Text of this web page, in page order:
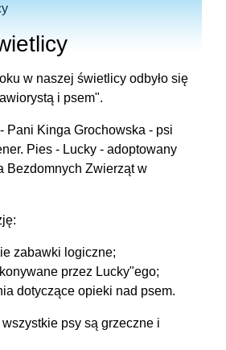
w naszej świetlicy odbyło się
i psem".
Pani Kinga Grochowska - psi
Pies - Lucky - adoptowany
Bezdomnych Zwierząt w
zabawki logiczne;
przez Lucky"ego;
dotyczące opieki nad psem.
psy są grzeczne i